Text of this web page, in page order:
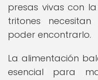
presas vivas con
tritones
poder encontrarlo.
La alimentación
esencial para